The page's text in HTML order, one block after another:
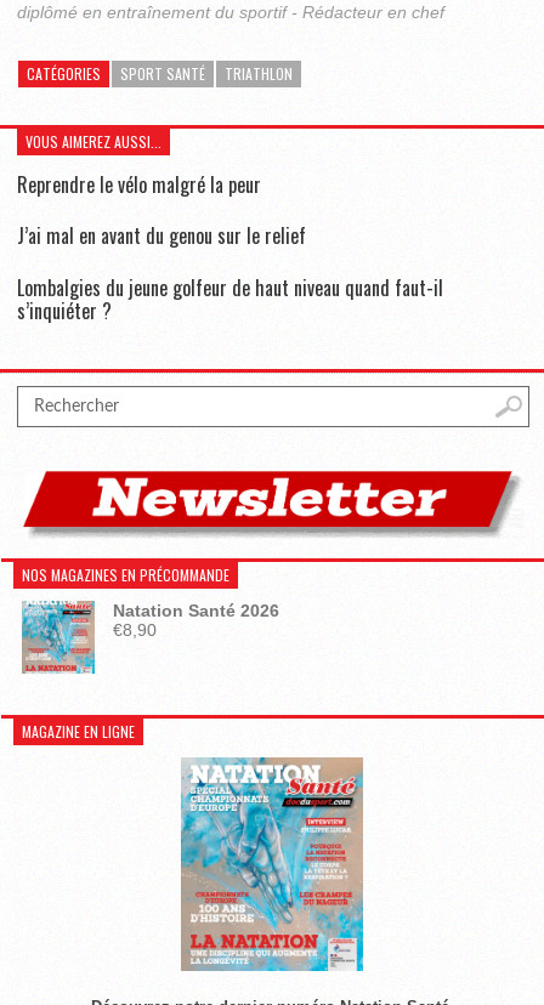
diplômé en entraînement du sportif - Rédacteur en chef
CATÉGORIES SPORT SANTÉ TRIATHLON
VOUS AIMEREZ AUSSI...
Reprendre le vélo malgré la peur
J’ai mal en avant du genou sur le relief
Lombalgies du jeune golfeur de haut niveau quand faut-il
s’inquiéter ?
NOS MAGAZINES EN PRÉCOMMANDE
Natation Santé 2026
€8,90
MAGAZINE EN LIGNE